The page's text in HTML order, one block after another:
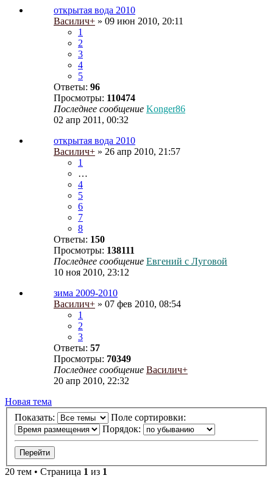
открытая вода 2010
Василич+ » 09 июн 2010, 20:11
1
2
3
4
5
Ответы: 96
Просмотры: 110474
Последнее сообщение Konger86
02 апр 2011, 00:32
открытая вода 2010
Василич+ » 26 апр 2010, 21:57
1
…
4
5
6
7
8
Ответы: 150
Просмотры: 138111
Последнее сообщение Евгений с Луговой
10 ноя 2010, 23:12
зима 2009-2010
Василич+ » 07 фев 2010, 08:54
1
2
3
Ответы: 57
Просмотры: 70349
Последнее сообщение Василич+
20 апр 2010, 22:32
Новая тема
Показать:
Поле сортировки:
Порядок:
20 тем • Страница 1 из 1